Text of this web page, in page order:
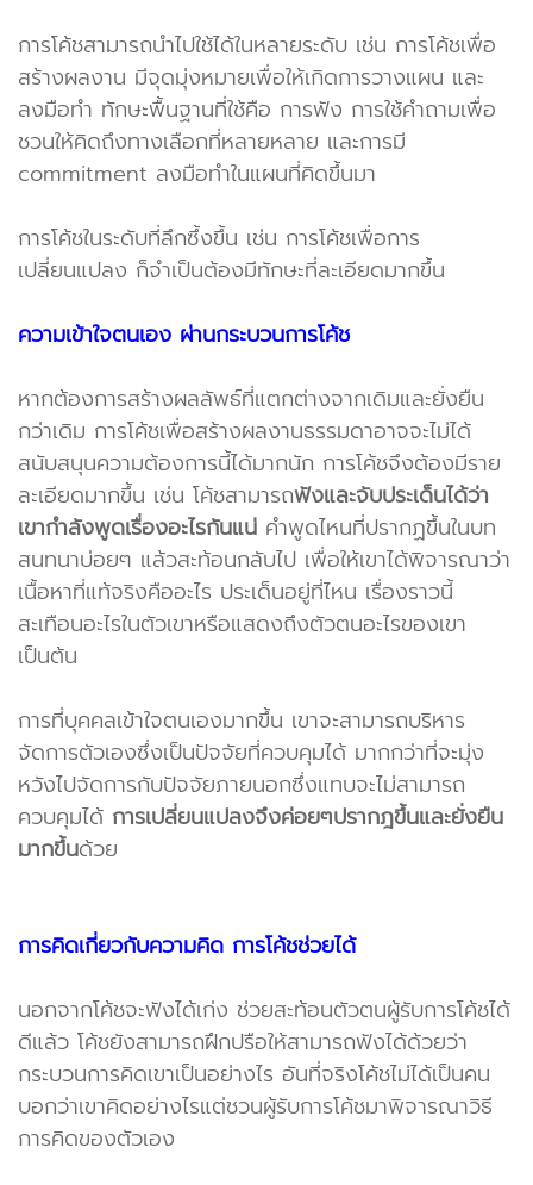
การโค้ชสามารถนำไปใช้ได้ในหลายระดับ เช่น การโค้ชเพื่อ
สร้างผลงาน มีจุดมุ่งหมายเพื่อให้เกิดการวางแผน และ
ลงมือทำ ทักษะพื้นฐานที่ใช้คือ การฟัง การใช้คำถามเพื่อ
ชวนให้คิดถึงทางเลือกที่หลายหลาย และการมี
commitment ลงมือทำในแผนที่คิดขึ้นมา
การโค้ชในระดับที่ลึกซึ้งขึ้น เช่น การโค้ชเพื่อการ
เปลี่ยนแปลง ก็จำเป็นต้องมีทักษะที่ละเอียดมากขึ้น
ความเข้าใจตนเอง ผ่านกระบวนการโค้ช
หากต้องการสร้างผลลัพธ์ที่แตกต่างจากเดิมและยั่งยืน
กว่าเดิม การโค้ชเพื่อสร้างผลงานธรรมดาอาจจะไม่ได้
สนับสนุนความต้องการนี้ได้มากนัก การโค้ชจึงต้องมีราย
ละเอียดมากขึ้น เช่น โค้ชสามารถฟังและจับประเด็นได้ว่า
เขากำลังพูดเรื่องอะไรกันแน่ คำพูดไหนที่ปรากฏขึ้นในบท
สนทนาบ่อยๆ แล้วสะท้อนกลับไป เพื่อให้เขาได้พิจารณาว่า
เนื้อหาที่แท้จริงคืออะไร ประเด็นอยู่ที่ไหน เรื่องราวนี้
สะเทือนอะไรในตัวเขาหรือแสดงถึงตัวตนอะไรของเขา
เป็นต้น
การที่บุคคลเข้าใจตนเองมากขึ้น เขาจะสามารถบริหาร
จัดการตัวเองซึ่งเป็นปัจจัยที่ควบคุมได้ มากกว่าที่จะมุ่ง
หวังไปจัดการกับปัจจัยภายนอกซึ่งแทบจะไม่สามารถ
ควบคุมได้ การเปลี่ยนแปลงจึงค่อยๆปรากฎขึ้นและยั่งยืน
มากขึ้นด้วย
การคิดเกี่ยวกับความคิด การโค้ชช่วยได้
นอกจากโค้ชจะฟังได้เก่ง ช่วยสะท้อนตัวตนผู้รับการโค้ชได้
ดีแล้ว โค้ชยังสามารถฝึกปรือให้สามารถฟังได้ด้วยว่า
กระบวนการคิดเขาเป็นอย่างไร อันที่จริงโค้ชไม่ได้เป็นคน
บอกว่าเขาคิดอย่างไรแต่ชวนผู้รับการโค้ชมาพิจารณาวิธี
การคิดของตัวเอง